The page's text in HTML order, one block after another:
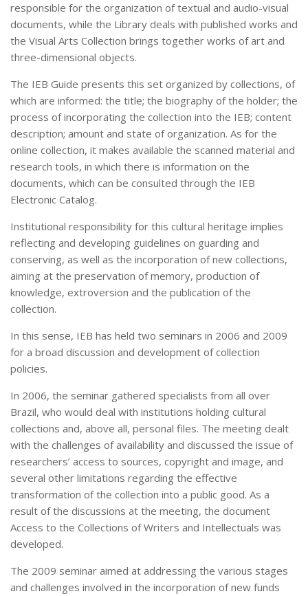
Pró-Reitoria de Pesquisa e Inovação
LABIEB
Extensão
Cursos
Criação de Curso
Isenção
Comissões
CAAF
CaC
CDH
CEQUALI
CPg
CSA
Acadêmico
Concurso Docente
Representação Discente
Licitações e Contratos
Abertas
Encerradas
Contratos
Sobre
responsible for the organization of textual and audio-visual
documents, while the Library deals with published works and
the Visual Arts Collection brings together works of art and
three-dimensional objects.
The IEB Guide presents this set organized by collections, of
which are informed: the title; the biography of the holder; the
process of incorporating the collection into the IEB; content
description; amount and state of organization. As for the
online collection, it makes available the scanned material and
research tools, in which there is information on the
documents, which can be consulted through the IEB
Electronic Catalog.
Institutional responsibility for this cultural heritage implies
reflecting and developing guidelines on guarding and
conserving, as well as the incorporation of new collections,
aiming at the preservation of memory, production of
knowledge, extroversion and the publication of the
collection.
In this sense, IEB has held two seminars in 2006 and 2009
for a broad discussion and development of collection
policies.
In 2006, the seminar gathered specialists from all over
Brazil, who would deal with institutions holding cultural
collections and, above all, personal files. The meeting dealt
with the challenges of availability and discussed the issue of
researchers’ access to sources, copyright and image, and
several other limitations regarding the effective
transformation of the collection into a public good. As a
result of the discussions at the meeting, the document
Access to the Collections of Writers and Intellectuals was
developed.
The 2009 seminar aimed at addressing the various stages
and challenges involved in the incorporation of new funds